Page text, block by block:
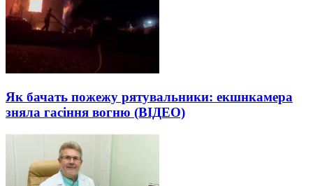
Як бачать пожежу рятувальники: екшнкамера
зняла гасіння вогню (ВІДЕО)